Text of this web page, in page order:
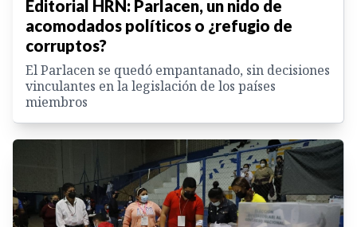
Editorial HRN: Parlacen, un nido de
acomodados políticos o ¿refugio de
corruptos?
El Parlacen se quedó empantanado, sin decisiones
vinculantes en la legislación de los países
miembros